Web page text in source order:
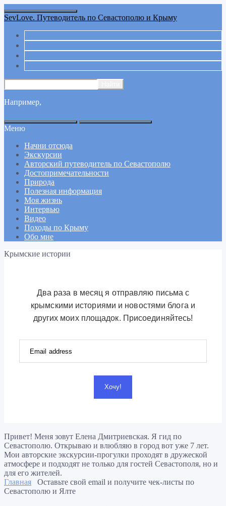
SevLove. Путеводитель по Севастополю и Крыму
Например,
Меню
Начни отсюда
Экскурсии
Авторский путеводитель по Севастополю
Достопримечательности
Природа
Полезная информация
Моя жизнь
Интервью
Видео
Походы по Крыму
Обо мне
Крымские истории
Два раза в месяц я отправляю письма с
крымскими историями и новостями блога и
других моих площадок. Присоединяйтесь!
Хочу!
Привет! Меня зовут Елена Дмитриевская. Я гид по
Севастополю. Открываю и влюбляю в город вот уже 7 лет.
Мои авторские экскурсии-прогулки проходят в дружеской
атмосфере и подходят не только для гостей Севастополя, но и
для его жителей.
Главная
Оставьте свой email и получите чек-листы по
Севастополю и Ялте